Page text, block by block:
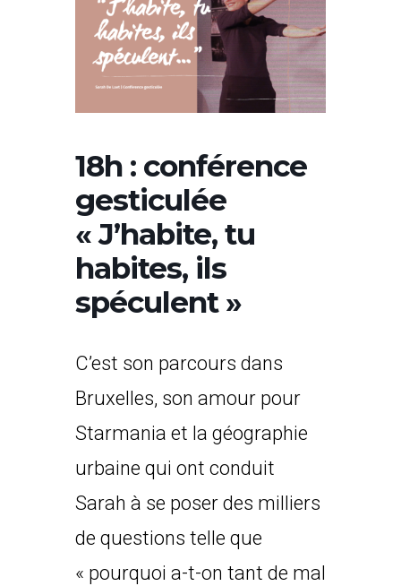
18h : conférence
gesticulée
« J’habite, tu
habites, ils
spéculent »
C’est son parcours dans
Bruxelles, son amour pour
Starmania et la géographie
urbaine qui ont conduit
Sarah à se poser des milliers
de questions telle que
« pourquoi a-t-on tant de mal